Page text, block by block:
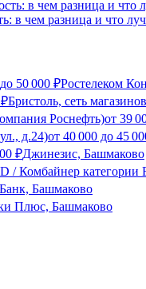
в чем разница и что
до 50 000 ₽Ростелеком
₽Бристоль, сеть
Роснефть)от 39
д.24)от 40 000 до 45
₽Джинезис, Башмаково
/ Комбайнер категории
Башмаково
Плюс, Башмаково